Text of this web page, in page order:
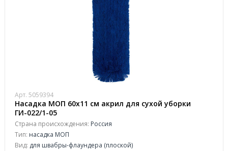
Арт. 5059394
Насадка МОП 60х11 см акрил для сухой уборки
ГИ-022/1-05
Страна происхождения: Россия
Тип: насадка МОП
Вид: для швабры-флаундера (плоской)